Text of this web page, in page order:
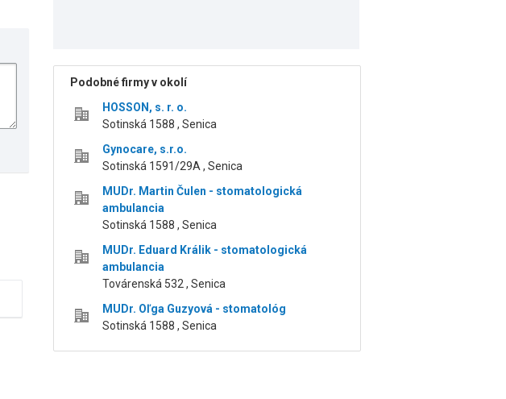
Podobné firmy v okolí
HOSSON, s. r. o.
Sotinská 1588 , Senica
Gynocare, s.r.o.
Sotinská 1591/29A , Senica
MUDr. Martin Čulen - stomatologická
ambulancia
Sotinská 1588 , Senica
MUDr. Eduard Králik - stomatologická
ambulancia
Továrenská 532 , Senica
MUDr. Oľga Guzyová - stomatológ
Sotinská 1588 , Senica